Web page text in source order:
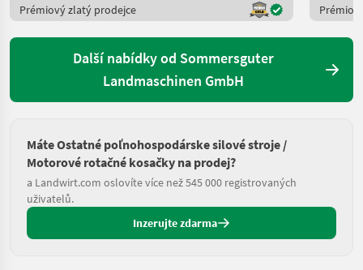
Prémiový zlatý prodejce
Další nabídky od Sommersguter
Landmaschinen GmbH
Máte Ostatné poľnohospodárske silové stroje /
Motorové rotačné kosačky na prodej?
a Landwirt.com oslovíte více než 545 000 registrovaných
uživatelů.
Inzerujte zdarma